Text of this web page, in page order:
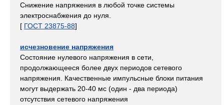
Снижение напряжения в любой точке системы
электроснабжения до нуля.
[ ГОСТ 23875-88]
исчезновение напряжения
Состояние нулевого напряжения в сети,
продолжающееся более двух периодов сетевого
напряжения. Качественные импульсные блоки питания
могут выдержать 20-40 мс (один - два периода)
отсутствия сетевого напряжения